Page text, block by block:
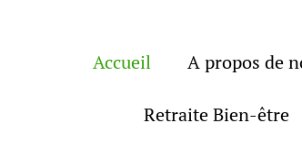
Accueil A propos de
Retraite Bien-être